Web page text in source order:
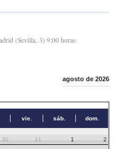
(Sevilla, 3) 9:00 horas
agosto de 2026
vie. sáb. dom.
30 31 1 2